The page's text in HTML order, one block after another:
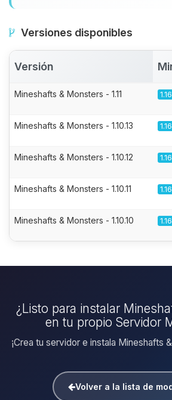
Versiones disponibles
Versión
Mineshafts & Monsters - 1.11
Mineshafts & Monsters - 1.10.13
Mineshafts & Monsters - 1.10.12
Mineshafts & Monsters - 1.10.11
Mineshafts & Monsters - 1.10.10
¿Listo para instalar
en tu propio Servidor
¡Crea tu servidor e instala Mineshafts
Volver a la lista de